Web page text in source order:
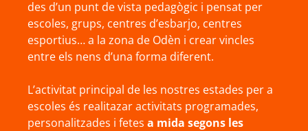
des d’un punt de vista pedagògic i pensat per
escoles, grups, centres d’esbarjo, centres
esportius… a la zona de Odèn i crear vincles
entre els nens d’una forma diferent.
L’activitat principal de les nostres estades per a
escoles és realitazar activitats programades,
personalitzades i fetes a mida segons les